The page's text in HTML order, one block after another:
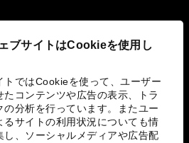
ブサイトはCookieを使用し
トではCookieを使って、ユーザー
たコンテンツや広告の表示、トラ
の分析を行っています。またユー
るサイトの利用状況についても情
し、ソーシャルメディアや広告配
り組み